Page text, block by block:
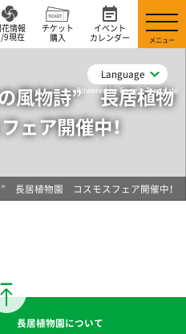
Language
Powered by Google Translate
花情報
9現在
チケット
購入
イベント
カレンダー
メニュー
風物詩” 長居植物
ェア開催中！
長居植物園 コスモスフェア開催中！
長居植物園について